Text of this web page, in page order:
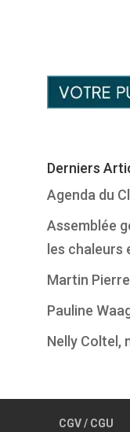
Derniers
Agenda du
Assemblée
les chaleurs
Martin
Pauline
Nelly Coltel,
CGV / CGU